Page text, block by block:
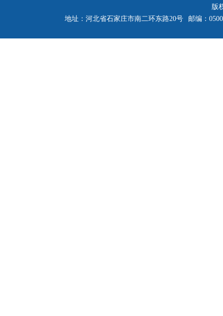
版
地址：河北省石家庄市南二环东路20号
邮编：